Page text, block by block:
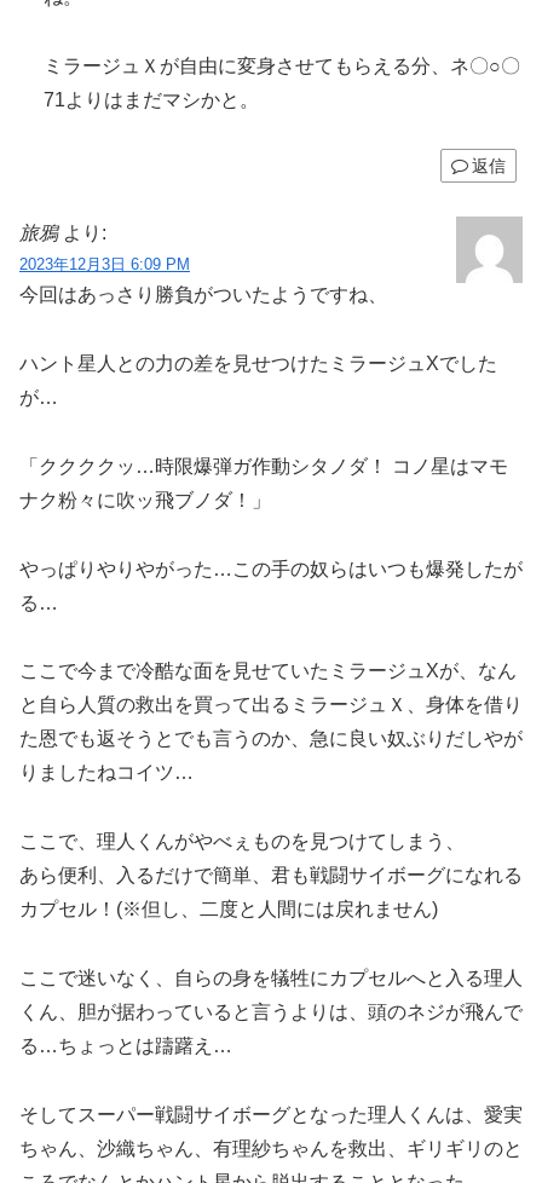
ミラージュＸが自由に変身させてもらえる分、ネ〇○〇
71よりはまだマシかと。
返信
旅鴉 より:
2023年12月3日 6:09 PM
今回はあっさり勝負がついたようですね、
ハント星人との力の差を見せつけたミラージュXでした
が…
「ククククッ…時限爆弾ガ作動シタノダ！ コノ星はマモ
ナク粉々に吹ッ飛ブノダ！」
やっぱりやりやがった…この手の奴らはいつも爆発したが
る…
ここで今まで冷酷な面を見せていたミラージュXが、なん
と自ら人質の救出を買って出るミラージュＸ、身体を借り
た恩でも返そうとでも言うのか、急に良い奴ぶりだしやが
りましたねコイツ…
ここで、理人くんがやべぇものを見つけてしまう、
あら便利、入るだけで簡単、君も戦闘サイボーグになれる
カプセル！(※但し、二度と人間には戻れません)
ここで迷いなく、自らの身を犠牲にカプセルへと入る理人
くん、胆が据わっていると言うよりは、頭のネジが飛んで
る…ちょっとは躊躇え…
そしてスーパー戦闘サイボーグとなった理人くんは、愛実
ちゃん、沙織ちゃん、有理紗ちゃんを救出、ギリギリのと